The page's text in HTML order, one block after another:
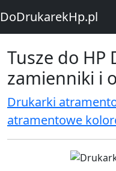
DoDrukarekHp.pl
Tusze do HP
zamienniki i
Drukarki
atramentowe